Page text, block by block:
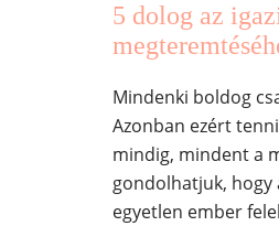
5 dolog az
Mindenki boldog
Azonban ezért
mindig, mindent a
gondolhatjuk, hogy
egyetlen ember